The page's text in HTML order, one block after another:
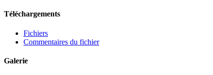
Téléchargements
Fichiers
Commentaires du fichier
Galerie